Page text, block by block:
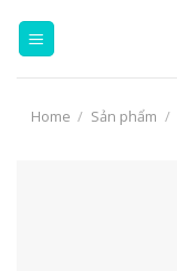
Home / Sản phẩm /